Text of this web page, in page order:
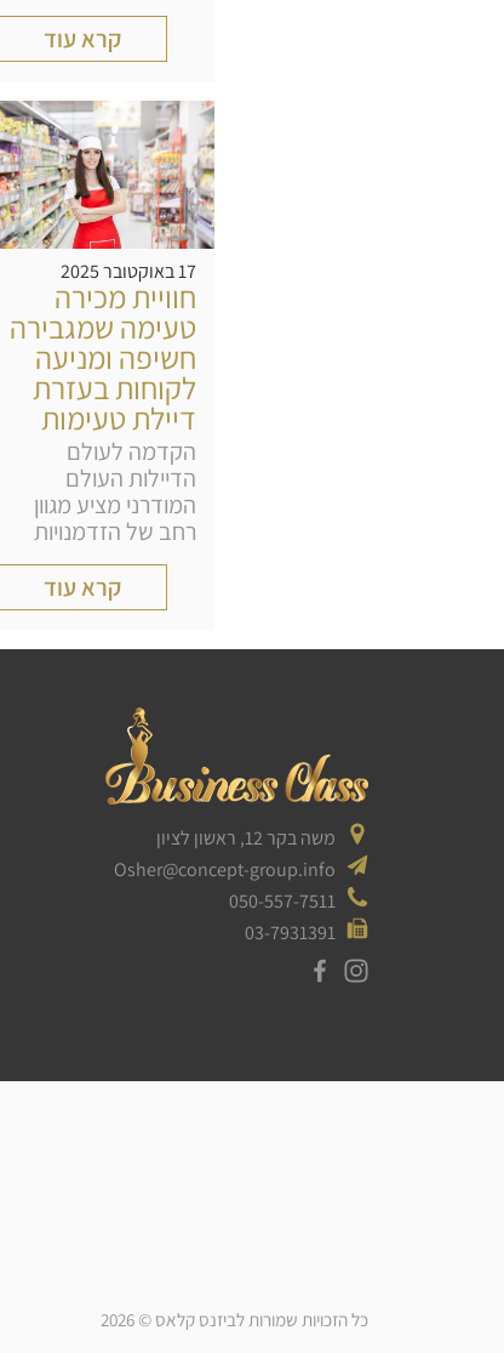
קרא עוד
17 באוקטובר 2025
חוויית מכירה
טעימה שמגבירה
חשיפה ומניעה
לקוחות בעזרת
דיילת טעימות
הקדמה לעולם
הדיילות העולם
המודרני מציע מגוון
רחב של הזדמנויות
קרא עוד
משה בקר 12, ראשון לציון
Osher@concept-group.info
050-557-7511
03-7931391
כל הזכויות שמורות לביזנס קלאס © 2026